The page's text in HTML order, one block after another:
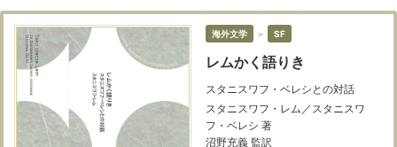
海外文学 ＞ SF
レムかく語りき
スタニスワフ・ベレシとの対話
スタニスワフ・レム／スタニスワ
フ・ベレシ 著
沼野充義 監訳